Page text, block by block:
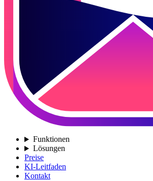
Funktionen
Lösungen
Preise
KI-Leitfaden
Kontakt